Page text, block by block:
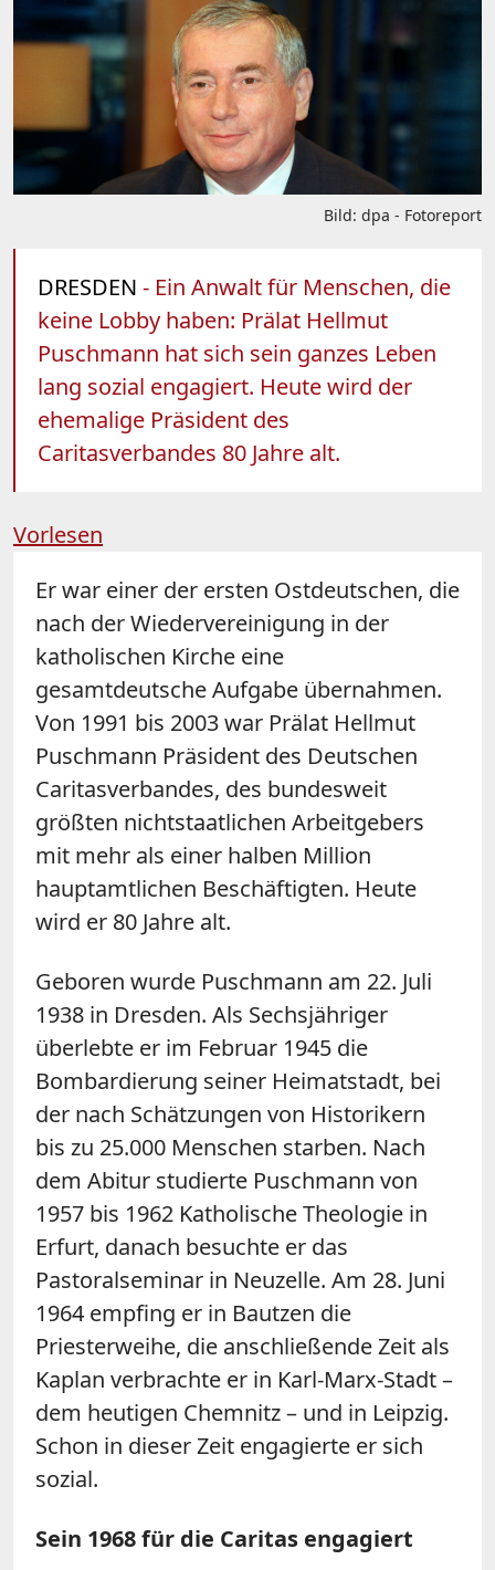
Bild: dpa - Fotoreport
DRESDEN - Ein Anwalt für Menschen, die
keine Lobby haben: Prälat Hellmut
Puschmann hat sich sein ganzes Leben
lang sozial engagiert. Heute wird der
ehemalige Präsident des
Caritasverbandes 80 Jahre alt.
Vorlesen
Er war einer der ersten Ostdeutschen, die
nach der Wiedervereinigung in der
katholischen Kirche eine
gesamtdeutsche Aufgabe übernahmen.
Von 1991 bis 2003 war Prälat Hellmut
Puschmann Präsident des Deutschen
Caritasverbandes, des bundesweit
größten nichtstaatlichen Arbeitgebers
mit mehr als einer halben Million
hauptamtlichen Beschäftigten. Heute
wird er 80 Jahre alt.
Geboren wurde Puschmann am 22. Juli
1938 in Dresden. Als Sechsjähriger
überlebte er im Februar 1945 die
Bombardierung seiner Heimatstadt, bei
der nach Schätzungen von Historikern
bis zu 25.000 Menschen starben. Nach
dem Abitur studierte Puschmann von
1957 bis 1962 Katholische Theologie in
Erfurt, danach besuchte er das
Pastoralseminar in Neuzelle. Am 28. Juni
1964 empfing er in Bautzen die
Priesterweihe, die anschließende Zeit als
Kaplan verbrachte er in Karl-Marx-Stadt –
dem heutigen Chemnitz – und in Leipzig.
Schon in dieser Zeit engagierte er sich
sozial.
Sein 1968 für die Caritas engagiert